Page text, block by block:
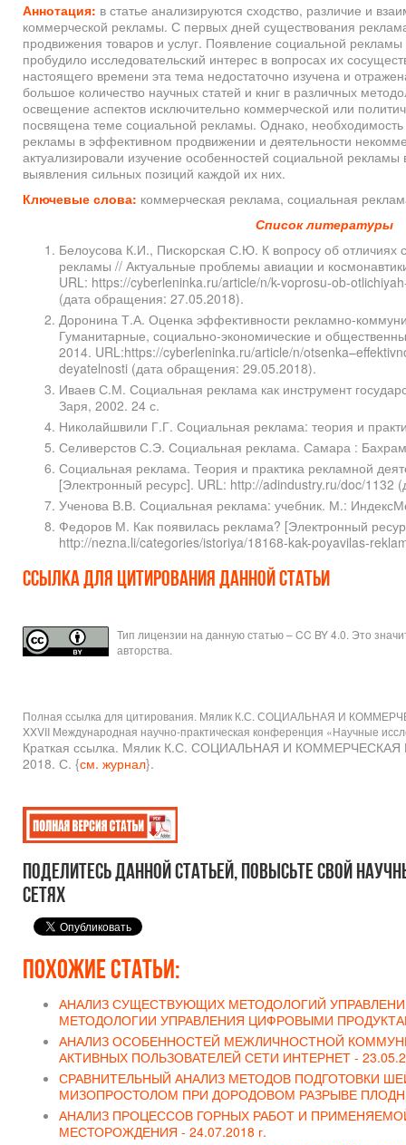
Аннотация: в статье анализируются сходство, различие и
коммерческой рекламы. С первых дней существования
продвижения товаров и услуг. Появление социальной
пробудило исследовательский интерес в вопросах их
настоящего времени эта тема недостаточно изучена и
большое количество научных статей и книг в различных
освещение аспектов исключительно коммерческой или
посвящена теме социальной рекламы. Однако, необходимость
рекламы в эффективном продвижении и деятельности
актуализировали изучение особенностей социальной
выявления сильных позиций каждой их них.
Ключевые слова: коммерческая реклама, социальная
Список литературы
Белоусова К.И., Пискорская С.Ю. К вопросу об отличиях
рекламы // Актуальные проблемы авиации и
URL: https://cyberleninka.ru/article/n/k-voprosu-ob-
(дата обращения: 27.05.2018).
Доронина Т.А. Оценка эффективности рекламно-
Гуманитарные, социально-экономические и
2014. URL:https://cyberleninka.ru/article/n/
deyatelnosti (дата обращения: 29.05.2018).
Иваев С.М. Социальная реклама как инструмент
Заря, 2002. 24 с.
Николайшвили Г.Г. Социальная реклама: теория и
Селиверстов С.Э. Социальная реклама. Самара :
Социальная реклама. Теория и практика рекламной
[Электронный ресурс]. URL: http://adindustry.ru/doc/1132
Ученова В.В. Социальная реклама: учебник. М.:
Федоров М. Как появилась реклама? [Электронный
http://nezna.li/categories/istoriya/18168-kak-poyavilas-
Ссылка для цитирования данной статьи
Тип лицензии на данную статью – CC BY 4.0. Это
авторства.
Полная ссылка для цитирования. Мялик К.С. СОЦИАЛЬНАЯ И
XXVII Международная научно-практическая конференция «Научные
Краткая ссылка. Мялик К.С. СОЦИАЛЬНАЯ И
2018. С. {см. журнал}.
Поделитесь данной статьей, повысьте свой
сетях
Похожие статьи:
АНАЛИЗ СУЩЕСТВУЮЩИХ МЕТОДОЛОГИЙ
МЕТОДОЛОГИИ УПРАВЛЕНИЯ ЦИФРОВЫМИ
АНАЛИЗ ОСОБЕННОСТЕЙ МЕЖЛИЧНОСТНОЙ
АКТИВНЫХ ПОЛЬЗОВАТЕЛЕЙ СЕТИ ИНТЕРНЕТ -
СРАВНИТЕЛЬНЫЙ АНАЛИЗ МЕТОДОВ ПОДГОТОВКИ
МИЗОПРОСТОЛОМ ПРИ ДОРОДОВОМ РАЗРЫВЕ
АНАЛИЗ ПРОЦЕССОВ ГОРНЫХ РАБОТ И
МЕСТОРОЖДЕНИЯ - 24.07.2018 г.